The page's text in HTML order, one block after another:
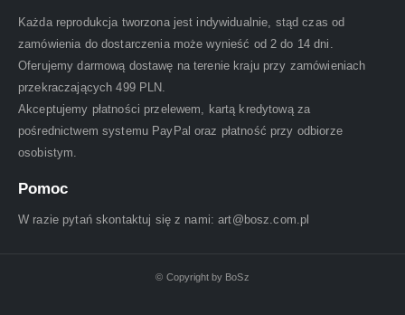
Każda reprodukcja tworzona jest indywidualnie, stąd czas od
zamówienia do dostarczenia może wynieść od 2 do 14 dni.
Oferujemy darmową dostawę na terenie kraju przy zamówieniach
przekraczających 499 PLN.
Akceptujemy płatności przelewem, kartą kredytową za
pośrednictwem systemu PayPal oraz płatność przy odbiorze
osobistym.
Pomoc
W razie pytań skontaktuj się z nami: art@bosz.com.pl
© Copyright by BoSz